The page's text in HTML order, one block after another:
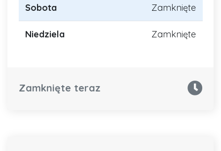
Sobota Zamknięte
Niedziela Zamknięte
Zamknięte teraz